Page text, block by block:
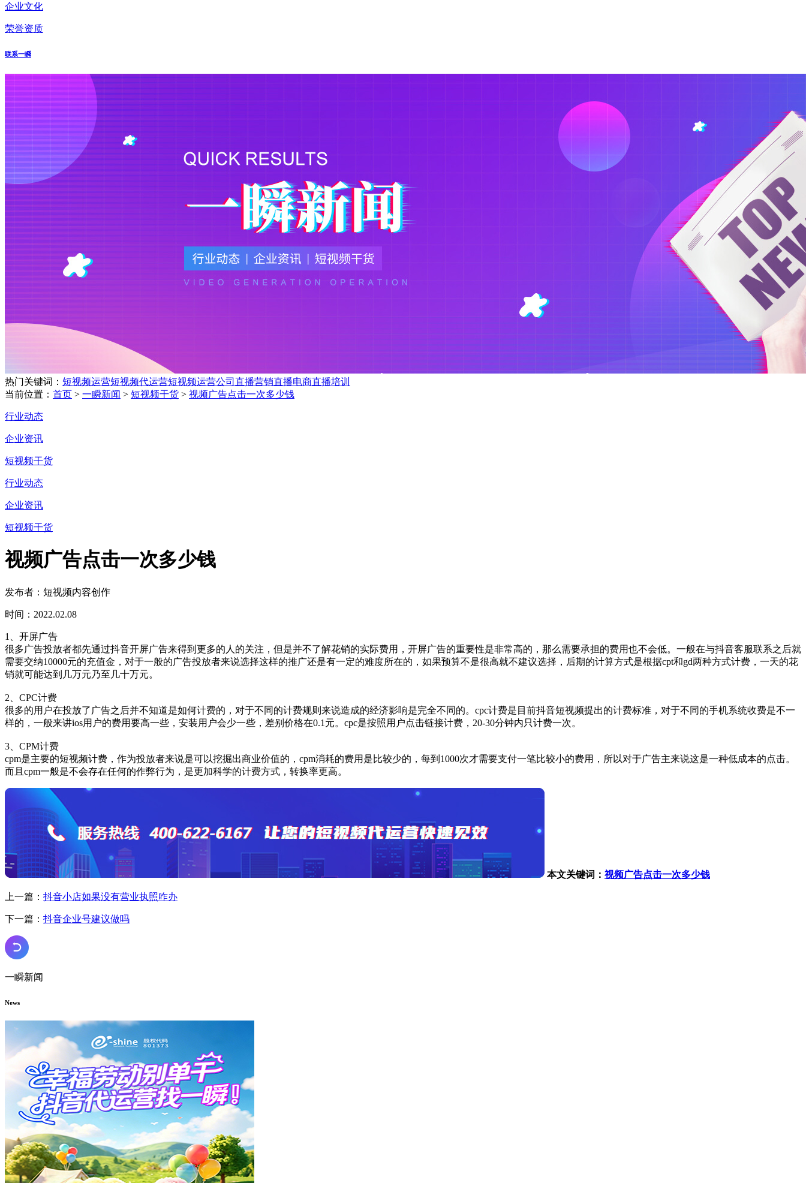
企业文化
荣誉资质
联系一瞬
热门关键词： 短视频运营短视频代运营短视频运营公司 直播营销直播电商直播培训
当前位置： 首页 > 一瞬新闻 > 短视频干货 > 视频广告点击一次多少钱
行业动态
企业资讯
短视频干货
行业动态
企业资讯
短视频干货
视频广告点击一次多少钱
发布者：短视频内容创作
时间：2022.02.08
1、开屏广告
很多广告投放者都先通过抖音开屏广告来得到更多的人的关注，但是并不了解花销的实际费用，开屏广告的重要性是非常高的，那么需要承担的费用也不会低。一般在与抖音客服联系之后就
需要交纳10000元的充值金，对于一般的广告投放者来说选择这样的推广还是有一定的难度所在的，如果预算不是很高就不建议选择，后期的计算方式是根据cpt和gd两种方式计费，一天的花
销就可能达到几万元乃至几十万元。
2、CPC计费
很多的用户在投放了广告之后并不知道是如何计费的，对于不同的计费规则来说造成的经济影响是完全不同的。cpc计费是目前抖音短视频提出的计费标准，对于不同的手机系统收费是不一
样的，一般来讲ios用户的费用要高一些，安装用户会少一些，差别价格在0.1元。cpc是按照用户点击链接计费，20-30分钟内只计费一次。
3、CPM计费
cpm是主要的短视频计费，作为投放者来说是可以挖掘出商业价值的，cpm消耗的费用是比较少的，每到1000次才需要支付一笔比较小的费用，所以对于广告主来说这是一种低成本的点击。
而且cpm一般是不会存在任何的作弊行为，是更加科学的计费方式，转换率更高。
本文关键词： 视频广告点击一次多少钱
上一篇： 抖音小店如果没有营业执照咋办
下一篇： 抖音企业号建议做吗
一瞬新闻
News